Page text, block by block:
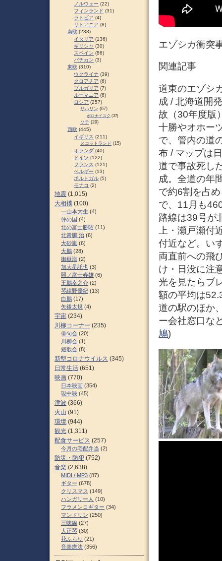
エゾシカ衝突
関連記事
道東のエゾシ
成 / 北海道開
故（30年度版
十勝やオホー
で、管内の道
布 / マップは
道で事故死し
成。全道の年
で約6割を占
で、11月も
路線は39号が
上・瀬戸瀬
付近など。い
両直前への飛
け・日没に注
光を見たらブ
額の平均は
道の駅のほか
ー会社窓口な
鳩)
ノルウェー (22)
フィンランド (31)
ラトビア (4)
リトアニア (8)
南欧 (238)
イタリア (136)
ギリシャ (30)
スペイン (86)
バチカン (3)
東欧 (310)
ウクライナ (39)
クロアチア (6)
ブルガリア (7)
ルーマニア (6)
ロシア (257)
サハリン (67)
ポロナイスク (37)
ソチ (29)
西欧 (445)
イギリス (211)
スコットランド (15)
オランダ (40)
ドイツ (122)
フランス (121)
ベルギー (13)
ポルトガル (5)
モナコ (2)
地震 (1,015)
大相撲 (100)
一山本大生 (4)
仲の国 (4)
北の富士勝昭 (11)
北青鵬 治 (6)
大砂嵐 (6)
大鵬 (28)
御嶽海 (2)
旭大星託也 (3)
照ノ富士春雄 (6)
王鵬幸之介 (2)
琴紺野優紀 (13)
白鵬 (17)
矢後太規 (4)
宇宙 (234)
川柳コーナー (235)
俳句会 (20)
川柳会 (1)
短歌会 (8)
新型コロナウイルス (345)
日常生活 (651)
映画 (770)
日本映画 (354)
現中映 (45)
津波 (366)
火山 (91)
環境 (944)
観光 (1,311)
配食サービス (257)
今月の宅配弁当 (2)
防災・防犯 (752)
音楽 (2,638)
MIDI / MP3 (87)
ギター (678)
クリスマス (149)
ハンガリー人 (10)
フラメンコギター (34)
マンドリン (250)
三味線 (27)
大正琴 (30)
花ふらり (21)
音楽療法 (356)